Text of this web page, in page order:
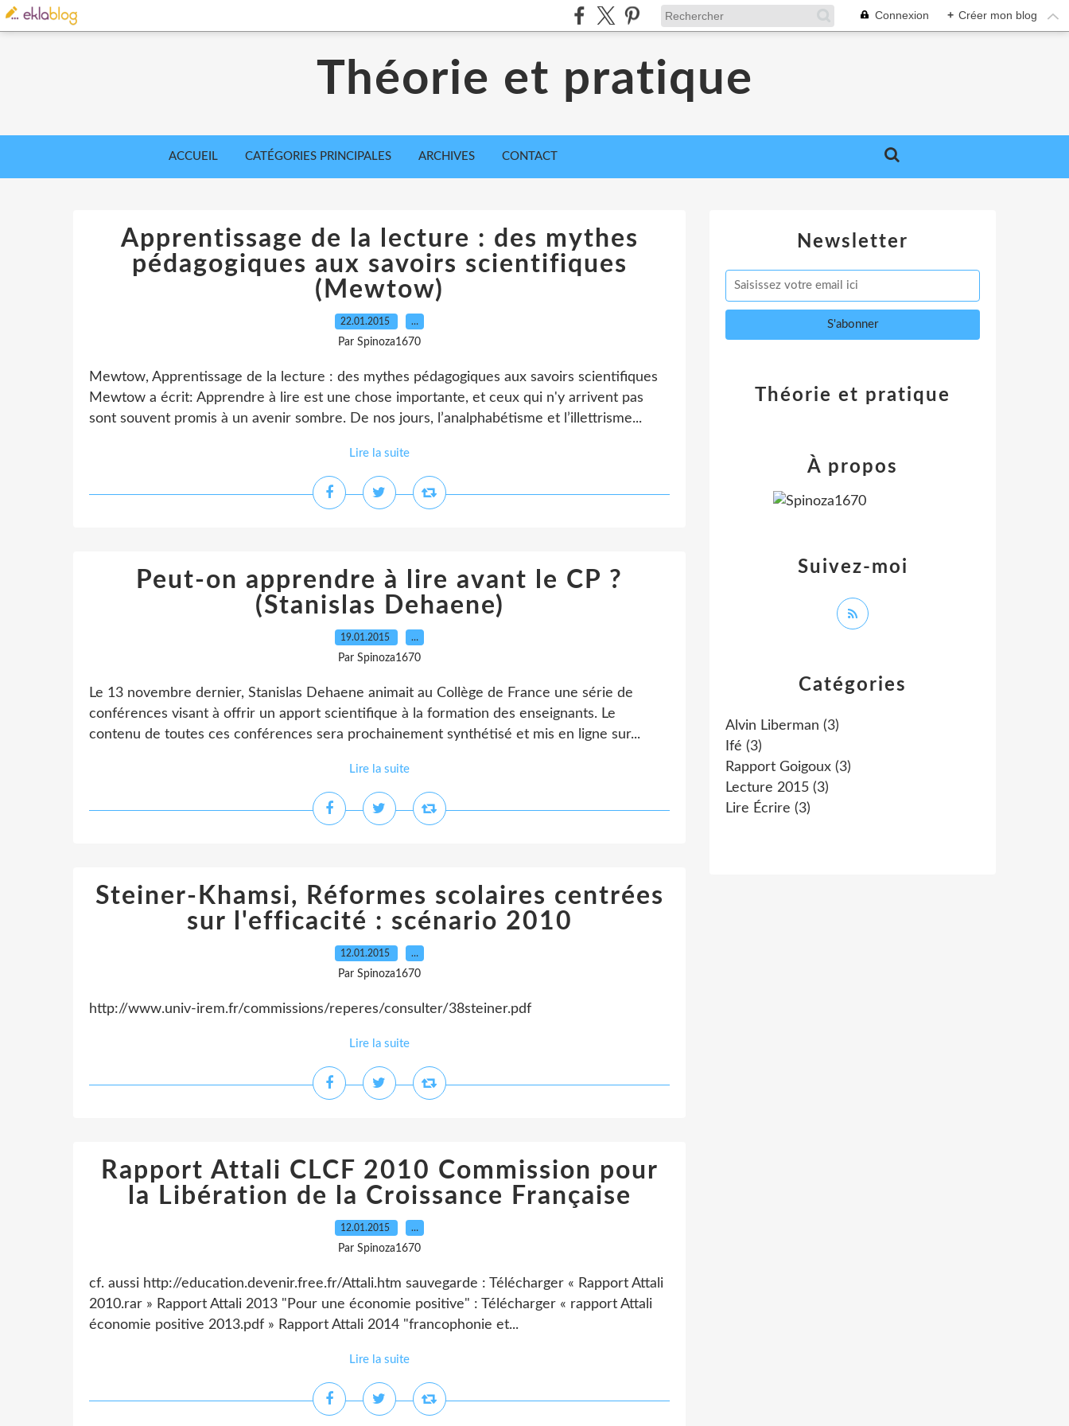
Connexion + Créer mon blog
Théorie et pratique
ACCUEIL CATÉGORIES PRINCIPALES ARCHIVES CONTACT
Apprentissage de la lecture : des mythes
pédagogiques aux savoirs scientifiques
(Mewtow)
22.01.2015 …
Par Spinoza1670
Mewtow, Apprentissage de la lecture : des mythes pédagogiques aux savoirs scientifiques
Mewtow a écrit: Apprendre à lire est une chose importante, et ceux qui n'y arrivent pas
sont souvent promis à un avenir sombre. De nos jours, l’analphabétisme et l’illettrisme...
Lire la suite
Peut-on apprendre à lire avant le CP ?
(Stanislas Dehaene)
19.01.2015 …
Par Spinoza1670
Le 13 novembre dernier, Stanislas Dehaene animait au Collège de France une série de
conférences visant à offrir un apport scientifique à la formation des enseignants. Le
contenu de toutes ces conférences sera prochainement synthétisé et mis en ligne sur...
Lire la suite
Steiner-Khamsi, Réformes scolaires centrées
sur l'efficacité : scénario 2010
12.01.2015 …
Par Spinoza1670
http://www.univ-irem.fr/commissions/reperes/consulter/38steiner.pdf
Lire la suite
Rapport Attali CLCF 2010 Commission pour
la Libération de la Croissance Française
12.01.2015 …
Par Spinoza1670
cf. aussi http://education.devenir.free.fr/Attali.htm sauvegarde : Télécharger « Rapport Attali
2010.rar » Rapport Attali 2013 "Pour une économie positive" : Télécharger « rapport Attali
économie positive 2013.pdf » Rapport Attali 2014 "francophonie et...
Lire la suite
Newsletter
Catégories
Alvin Liberman (3)
Ifé (3)
Rapport Goigoux (3)
Lecture 2015 (3)
Lire Écrire (3)
Théorie et pratique
Suivez-moi
À propos